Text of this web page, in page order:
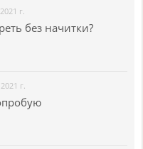
г.
без начитки?
г.